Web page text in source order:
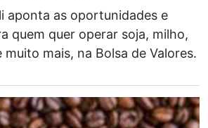
aponta as oportunidades e
quem quer operar soja, milho,
mais, na Bolsa de Valores.